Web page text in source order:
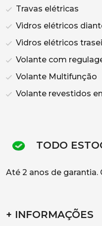
Travas elétricas
Vidros elétricos
Vidros elétricos
Volante com
Volante Multifunção
Volante revestidos
TODO
Até 2 anos de
+ INFORMAÇÕES